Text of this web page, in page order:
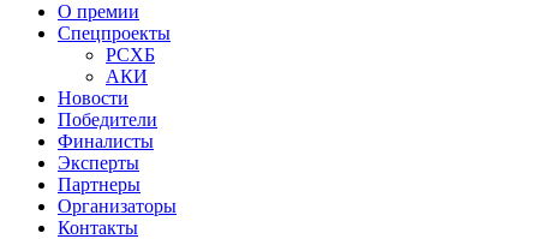
О премии
Спецпроекты
РСХБ
АКИ
Новости
Победители
Финалисты
Эксперты
Партнеры
Организаторы
Контакты